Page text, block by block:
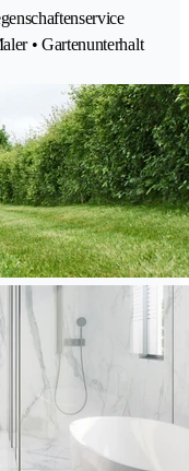
• Gartenunterhalt